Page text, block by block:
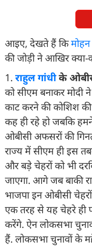
आइए, देखते हैं कि
की जोड़ी ने आखिर क्या-
1. राहुल गांधीके
को सीएम बनाकर मोदी
काट करने की कोशिश
कह ही रहे हो जबकि
ओबीसी अफसरों की
राज्य में सीएम ही इस
और बड़े चेहरों को भी
जाएगा. आगे जब बाकी
भाजपा इन ओबीसी
एक तरह से यह चेहरे ही
करेंगे. ऐन लोकसभा
हैं. लोकसभा चुनावों के